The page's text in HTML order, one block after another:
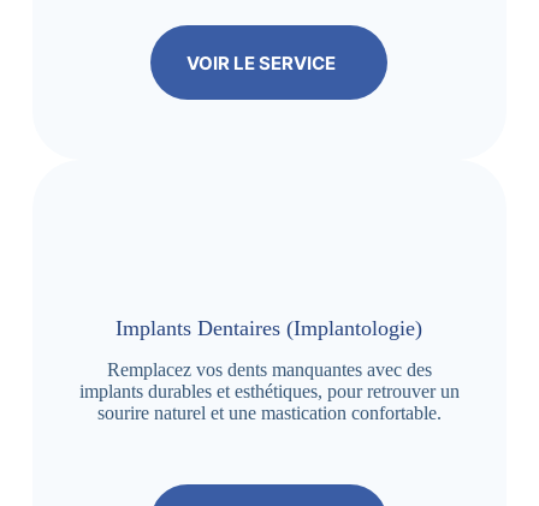
VOIR LE SERVICE
Implants Dentaires (Implantologie)
Remplacez vos dents manquantes avec des
implants durables et esthétiques, pour retrouver un
sourire naturel et une mastication confortable.